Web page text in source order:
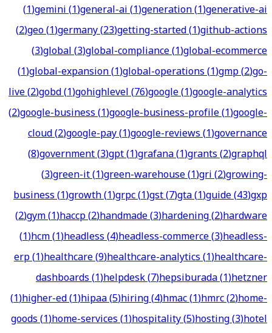
(1)gemini(1)general-ai(1)generation(1)generative-ai
(2)geo(1)germany(23)getting-started(1)github-actions
(3)global(3)global-compliance(1)global-ecommerce
(1)global-expansion(1)global-operations(1)gmp(2)go-
live(2)gobd(1)gohighlevel(76)google(1)google-analytics
(2)google-business(1)google-business-profile(1)google-
cloud(2)google-pay(1)google-reviews(1)governance
(8)government(3)gpt(1)grafana(1)grants(2)graphql
(3)green-it(1)green-warehouse(1)gri(2)growing-
business(1)growth(1)grpc(1)gst(7)gta(1)guide(43)gxp
(2)gym(1)haccp(2)handmade(3)hardening(2)hardware
(1)hcm(1)headless(4)headless-commerce(3)headless-
erp(1)healthcare(9)healthcare-analytics(1)healthcare-
dashboards(1)helpdesk(7)hepsiburada(1)hetzner
(1)higher-ed(1)hipaa(5)hiring(4)hmac(1)hmrc(2)home-
goods(1)home-services(1)hospitality(5)hosting(3)hotel